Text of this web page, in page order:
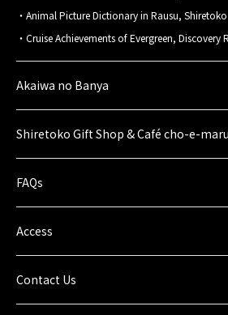
Animal Picture Dictionary in Rausu, Shiretoko
Cruise Achievements of Evergreen,
Akaiwa no Banya
Shiretoko Gift Shop & Café cho-e-maru
FAQs
Access
Contact Us